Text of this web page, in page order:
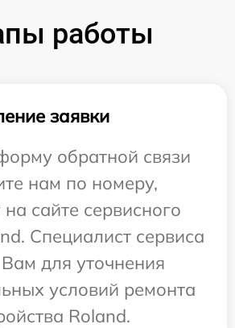
работы
заявки
обратной связи
нам по номеру,
сайте сервисного
Специалист сервиса
для уточнения
условий ремонта
Roland.